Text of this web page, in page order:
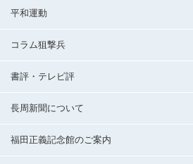
平和運動
コラム狙撃兵
書評・テレビ評
長周新聞について
福田正義記念館のご案内